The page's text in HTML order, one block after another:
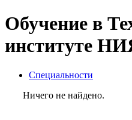
Обучение в
институте
Специальности
Ничего не найдено.